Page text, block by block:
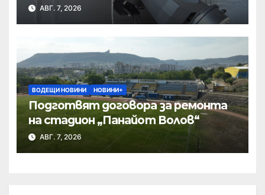
АВГ. 7, 2026
ВОДЕЩИ НОВИНИ НОВИНИ+
Подготвят договора за ремонта
на стадион „Панайот Волов“
АВГ. 7, 2026